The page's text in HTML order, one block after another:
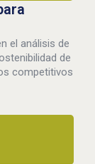
el análisis de
de
competitivos